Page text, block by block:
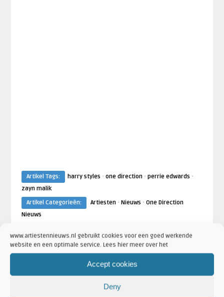
www.artiestennieuws.nl gebruikt cookies voor een goed werkende
website en een optimale service. Lees hier meer over het
Accept cookies
Deny
Artikel Tags: harry styles · one direction· perrie edwards ·
zayn malik
Artikel Categorieën:
Artiesten· Nieuws · One Direction
Nieuws